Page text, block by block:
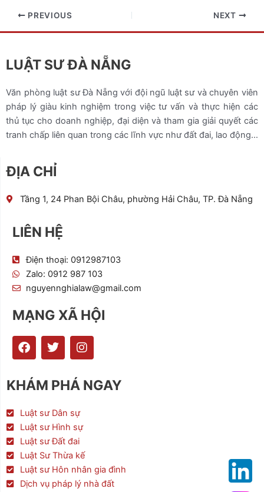
PREVIOUS NEXT
LUẬT SƯ ĐÀ NẴNG
Văn phòng luật sư Đà Nẵng với đội ngũ luật sư và chuyên viên
pháp lý giàu kinh nghiệm trong việc tư vấn và thực hiện các
thủ tục cho doanh nghiệp, đại diện và tham gia giải quyết các
tranh chấp liên quan trong các lĩnh vực như đất đai, lao động…
ĐỊA CHỈ
Tầng 1, 24 Phan Bội Châu, phường Hải Châu, TP. Đà Nẵng
LIÊN HỆ
Điện thoại: 0912987103
Zalo: 0912 987 103
nguyennghialaw@gmail.com
MẠNG XÃ HỘI
F
a
e
b
o
k
T
w
t
t
r
I
n
t
a
a
KHÁM PHÁ NGAY
Luật sư Dân sự
Luật sư Hình sự
Luật sư Đất đai
Luật Sư Thừa kế
Luật sư Hôn nhân gia đình
Dịch vụ pháp lý nhà đất